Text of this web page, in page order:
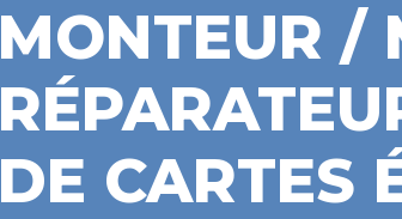
MONTEUR /
DE CARTES